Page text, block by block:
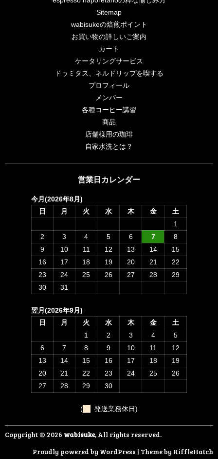
Sitemap
wabisukeの焙煎ポイント
お買い物の詳しいご案内
カート
ケータリングサービス
ドゥミタス、ネルドリップを喫する
プロフィール
メンバー
各種コーヒー講習
商品
店舗様用の珈琲
自家水洗とは？
営業日カレンダー
今月(2026年8月)
日
月 火 水 木 金
土
1
2
3 4 5 6 7
8
9
10 11 12 13 14
15
16
17 18 19 20 21
22
23
24 25 26 27 28
29
30
31
翌月(2026年9月)
日
月 火 水 木 金
土
1
2 3 4
5
6
7 8 9 10 11
12
13
14 15 16 17 18
19
20
21 22 23 24 25
26
27
28 29 30
( 発送業務休日)
Copyright © 2026 wabisuke, All rights reserved.
Proudly powered by WordPress | Theme by RiffleHatch